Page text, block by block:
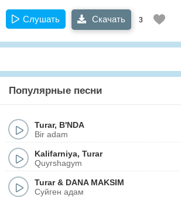
Слушать Скачать 3
Популярные песни
Turar, B'NDA
Bir adam
Kalifarniya, Turar
Quyrshagym
Turar& DANA MAKSIM
Суйген адам